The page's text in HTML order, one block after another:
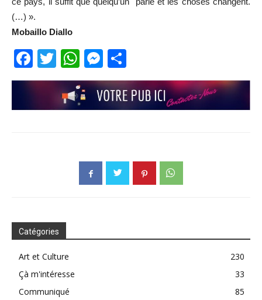
(…) ».
Mobaillo Diallo
Facebook
TwitterWhatsApp
Messenger
Catégories
Art et Culture
230
Çà m'intéresse
33
Communiqué
85